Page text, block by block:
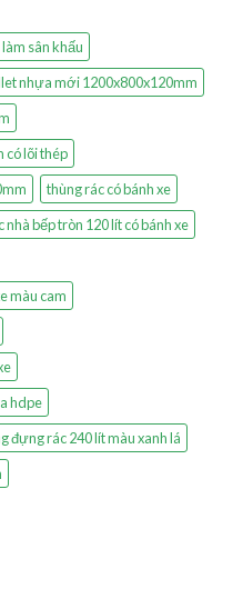
sân khấu
nhựa mới 1200x800x120mm
có lõi thép
thùng rác có bánh xe
nhà bếp tròn 120 lít có bánh xe
màu cam
hdpe
đựng rác 240 lít màu xanh lá